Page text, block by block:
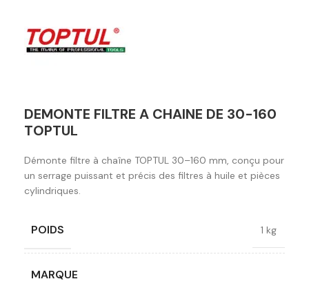
DEMONTE FILTRE A CHAINE DE 30-160
TOPTUL
Démonte filtre à chaîne TOPTUL 30–160 mm, conçu pour
un serrage puissant et précis des filtres à huile et pièces
cylindriques.
POIDS 1 kg
MARQUE